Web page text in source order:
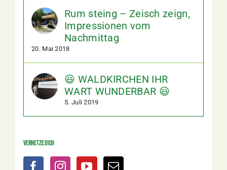
Rum steing – Zeisch zeign,
Impressionen vom
Nachmittag
20. Mai 2018
😃 WALDKIRCHEN IHR
WART WUNDERBAR 😃
5. Juli 2019
Vernetze dich